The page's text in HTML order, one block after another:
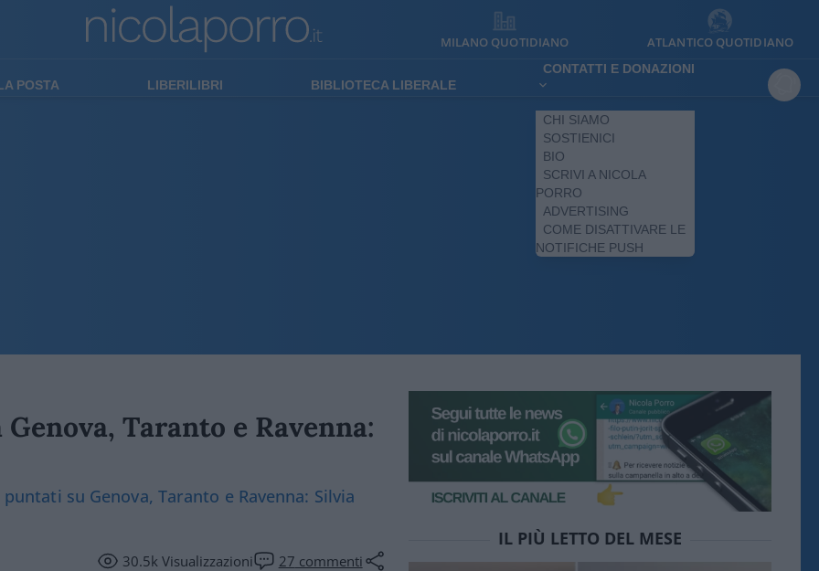
MILANO QUOTIDIANO ATLANTICO QUOTIDIANO
POSTA LIBERILIBRI BIBLIOTECA LIBERALE
CONTATTI E DONAZIONI
CHI SIAMO
SOSTIENICI
BIO
SCRIVI A NICOLA
PORRO
ADVERTISING
COME DISATTIVARE LE
NOTIFICHE PUSH
Taranto e Ravenna:
su Genova, Taranto e Ravenna: Silvia
30.5kVisualizzazioni 27 commenti
IL PIÙ LETTO DEL MESE